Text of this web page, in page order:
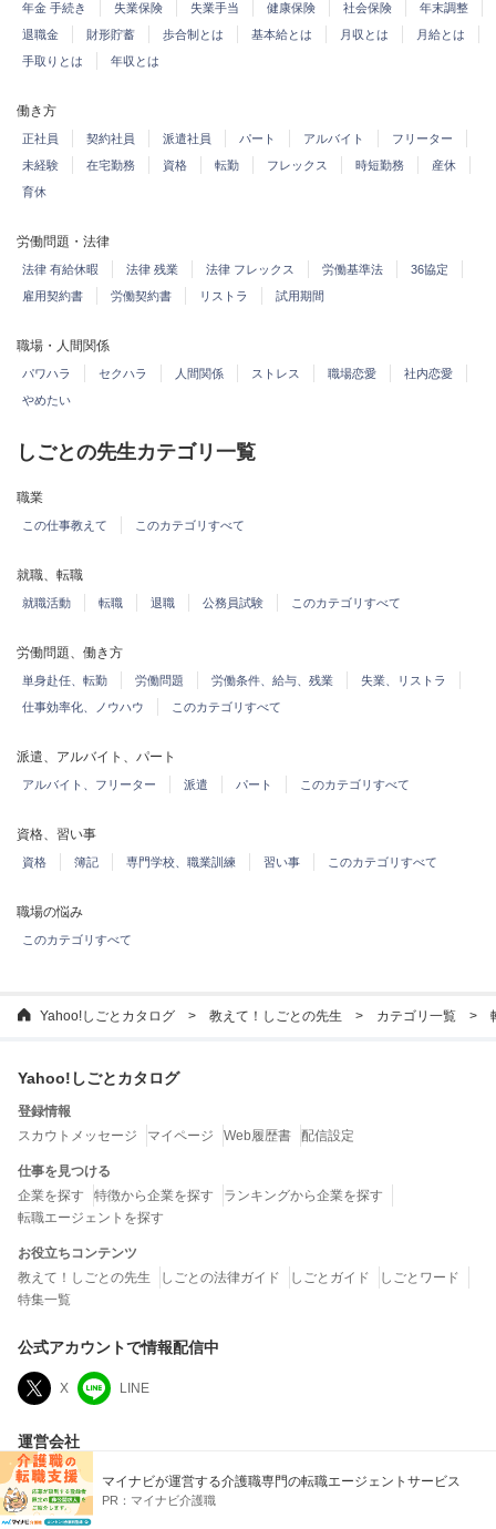
年金 手続き 失業保険 失業手当 健康保険 社会保険
年末調整
退職金
財形貯蓄 歩合制とは 基本給とは 月収とは
月給とは
手取りとは
年収とは
働き方
正社員 契約社員 派遣社員 パート アルバイト
フリーター
未経験
在宅勤務 資格 転勤 フレックス 時短勤務
産休
育休
労働問題・法律
法律 有給休暇 法律 残業 法律 フレックス 労働基準法
36協定
雇用契約書
労働契約書 リストラ 試用期間
職場・人間関係
パワハラ セクハラ 人間関係 ストレス 職場恋愛
社内恋愛
やめたい
しごとの先生カテゴリ一覧
職業
この仕事教えて このカテゴリすべて
就職、転職
就職活動 転職 退職 公務員試験 このカテゴリすべて
労働問題、働き方
単身赴任、転勤 労働問題 労働条件、給与、残業
失業、リストラ
仕事効率化、ノウハウ
このカテゴリすべて
派遣、アルバイト、パート
アルバイト、フリーター 派遣 パート このカテゴリすべて
資格、習い事
資格 簿記 専門学校、職業訓練 習い事 このカテゴリすべて
職場の悩み
このカテゴリすべて
Yahoo!しごとカタログ 教えて！しごとの先生 カテゴリ一覧
マイナビが運営する介護職専門の転職エージェントサービス
PR： マイナビ介護職
Yahoo!しごとカタログ
登録情報
スカウトメッセージ
マイページ Web履歴書 配信設定
仕事を見つける
企業を探す
特徴から企業を探す
ランキングから企業を探す
転職エージェントを探す
お役立ちコンテンツ
教えて！しごとの先生
しごとの法律ガイド しごとガイド
しごとワード
特集一覧
公式アカウントで情報配信中
X LINE
運営会社
LINEヤフー株式会社
当社は、クチコミの内容およびこれを利用した結果について、何ら保証するもので
はなく、一切の責任を負いません。